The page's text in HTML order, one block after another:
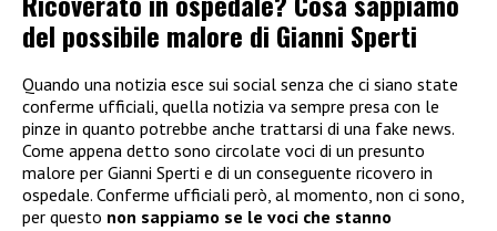
del possibile malore di Gianni Sperti
Quando una notizia esce sui social senza che ci siano state
conferme ufficiali, quella notizia va sempre presa con le
pinze in quanto potrebbe anche trattarsi di una fake news.
Come appena detto sono circolate voci di un presunto
malore per Gianni Sperti e di un conseguente ricovero in
ospedale. Conferme ufficiali però, al momento, non ci sono,
per questo non sappiamo se le voci che stanno